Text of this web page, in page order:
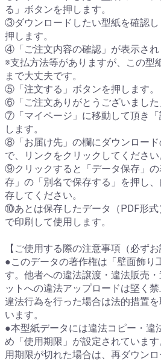
る」ボタンを押します。
③ダウンロードしたい型紙を確認
押します。
④「ご注文内容の確認」が表示され
※支払方法等がありますが、この型
まで大丈夫です。
⑤「注文する」ボタンを押します。
⑥「ご注文ありがとうございました
⑦「マイページ」に移動して頂き
します。
⑧「お届け先」の欄にダウンロー
で、リンクをクリックしてください
⑨クリックすると「データ保存」
存」の「別名で保存する」を押し
存してください。
⑩あとは保存したデータ（PDF形
で印刷して使用します。
【ご使用する際の注意事項（必ずお
●このデータの著作権は「壁面飾り
す。他者への違法譲渡・違法販売
ットへの違法アップロードは堅く
違法行為を行った場合は法的措置
います。
●本型紙データには違法コピー・違
め「使用期限」が設定されていま
用期限が切れた場合は、再ダウン